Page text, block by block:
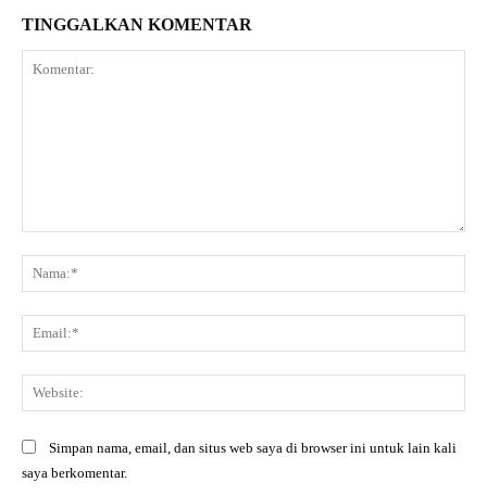
TINGGALKAN KOMENTAR
Simpan nama, email, dan situs web saya di browser ini untuk lain kali
saya berkomentar.